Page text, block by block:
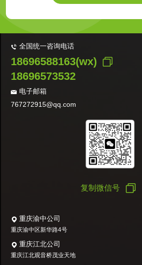
全国统一咨询电话
18696588163(wx)
18696573532
电子邮箱
767272915@qq.com
复制微信号
重庆渝中公司
重庆渝中区新华路4号
重庆江北公司
重庆江北观音桥茂业天地